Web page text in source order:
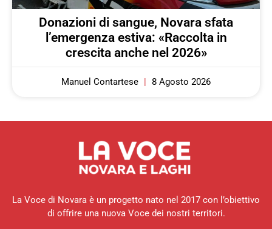
Donazioni di sangue, Novara sfata
l’emergenza estiva: «Raccolta in
crescita anche nel 2026»
Manuel Contartese 8 Agosto 2026
La Voce di Novara è un progetto nato nel 2017 con l’obiettivo
di offrire una nuova Voce dei nostri territori.